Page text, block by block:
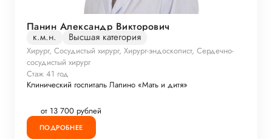
Панин Александр Викторович
к.м.н. Высшая категория
Хирург, Сосудистый хирург, Хирург-эндоскопист, Сердечно-
сосудистый хирург
Стаж 41 год
Клинический госпиталь Лапино «Мать и дитя»
от 13 700 рублей
ПОДРОБНЕЕ